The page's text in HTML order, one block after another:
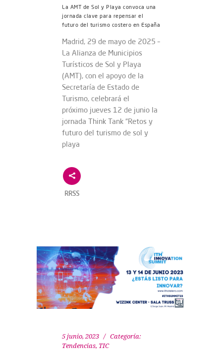
La AMT de Sol y Playa convoca una
jornada clave para repensar el
futuro del turismo costero en España
Madrid, 29 de mayo de 2025 –
La Alianza de Municipios
Turísticos de Sol y Playa
(AMT), con el apoyo de la
Secretaría de Estado de
Turismo, celebrará el
próximo jueves 12 de junio la
jornada Think Tank “Retos y
futuro del turismo de sol y
playa
RRSS
5 junio, 2023
Categoría:
Tendencias, TIC